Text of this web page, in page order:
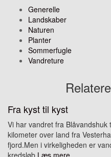
Generelle
Landskaber
Naturen
Planter
Sommerfugle
Vandreture
Fra kyst til kyst
Vi har vandret fra Blåvandshuk
kilometer over land fra
fjord.Men i virkeligheden er